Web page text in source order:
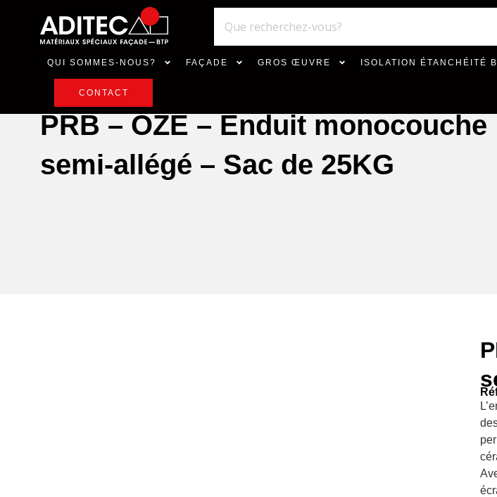
QUI SOMMES-NOUS? FAÇADE GROS ŒUVRE ISOLATION ÉTANCHÉITÉ
CONTACT
PRB – OZÉ – Enduit monocouche
semi-allégé – Sac de 25KG